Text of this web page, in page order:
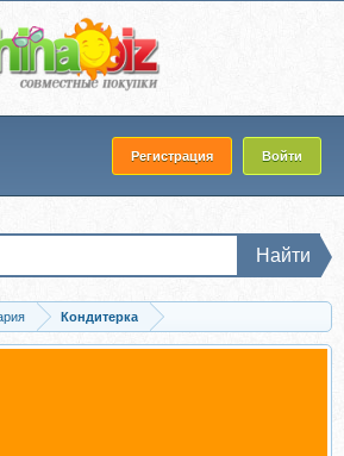
Регистрация Войти
Найти
Кондитерка
курс (Ольга Шлычкова)